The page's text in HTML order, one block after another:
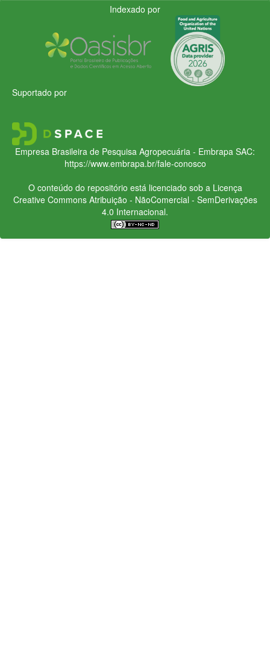
Indexado por
Suportado por
Empresa Brasileira de Pesquisa Agropecuária - Embrapa SAC:
https://www.embrapa.br/fale-conosco
O conteúdo do repositório está licenciado sob a Licença
Creative CommonsAtribuição - NãoComercial - SemDerivações
4.0 Internacional.